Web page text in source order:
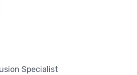
Specialist